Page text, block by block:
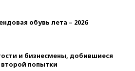
обувь лета – 2026
и бизнесмены, добившиеся
второй попытки